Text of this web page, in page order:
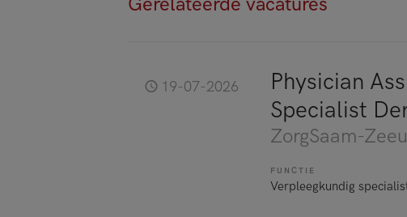
19-07-2026
Physician
Specialist
ZorgSaam-
FUNCTIE
Verpleegkundig